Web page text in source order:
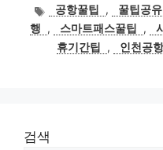
태공항꿀팁 , 꿀팁공유
행
, 스마트패스꿀팁 ,
휴기간팁
, 인천공
검색